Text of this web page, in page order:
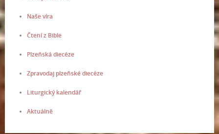
Naše víra
Čtení z Bible
Plzeňská diecéze
Zpravodaj plzeňské diecéze
Liturgický kalendář
Aktuálně